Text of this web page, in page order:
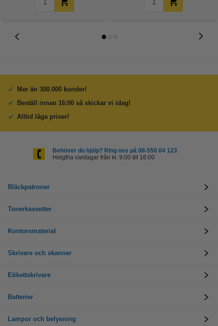
Mer än 300.000 kunder!
Beställ innan 16:00 så skickar vi idag!
Alltid låga priser!
Behöver du hjälp? Ring oss på 08-550 04 123
Helgfria vardagar från kl. 9:00 till 16:00
Bläckpatroner
Tonerkassetter
Kontorsmaterial
Skrivare och skanner
Etikettskrivare
Batterier
Lampor och belysning